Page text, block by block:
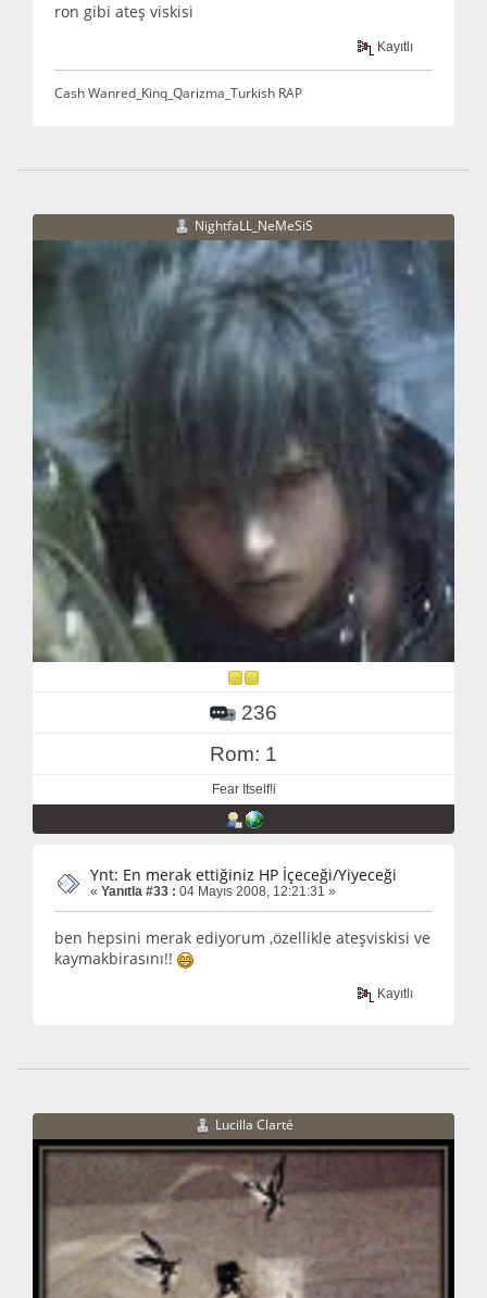
ron gibi ateş viskisi
Kayıtlı
Cash Wanred_Kinq_Qarizma_Turkish RAP
NightfaLL_NeMeSiS
236
Rom: 1
Fear Itself!i
Ynt: En merak ettiğiniz HP İçeceği/Yiyeceği
« Yanıtla #33 : 04 Mayıs 2008, 12:21:31 »
ben hepsini merak ediyorum ,özellikle ateşviskisi ve
kaymakbirasını!!
Kayıtlı
Lucilla Clarté